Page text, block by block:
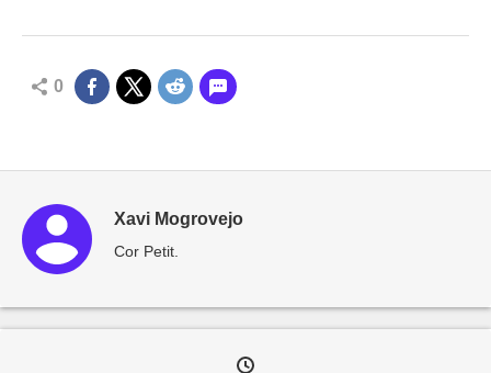
0
Xavi Mogrovejo
Cor Petit.